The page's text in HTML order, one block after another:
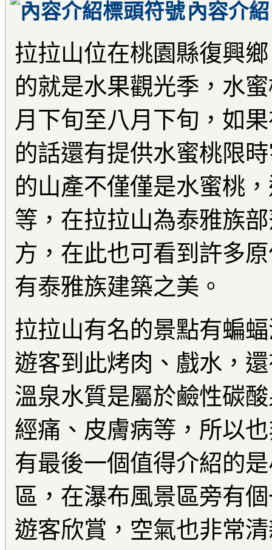
內容介紹
拉拉山位在桃園縣復興
的就是水果觀光季，水
月下旬至八月下旬，如
的話還有提供水蜜桃限
的山產不僅僅是水蜜桃
等，在拉拉山為泰雅族
方，在此也可看到許多
有泰雅族建築之美。
拉拉山有名的景點有蝙
遊客到此烤肉、戲水，
溫泉水質是屬於鹼性碳
經痛、皮膚病等，所以
有最後一個值得介紹的
區，在瀑布風景區旁有
遊客欣賞，空氣也非常